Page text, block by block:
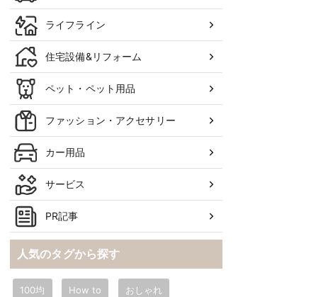
ライフライン
住宅設備&リフォーム
ペット・ペット用品
ファッション・アクセサリー
カー用品
サービス
PR記事
人気のタグから探す
100均 How to おしゃれ